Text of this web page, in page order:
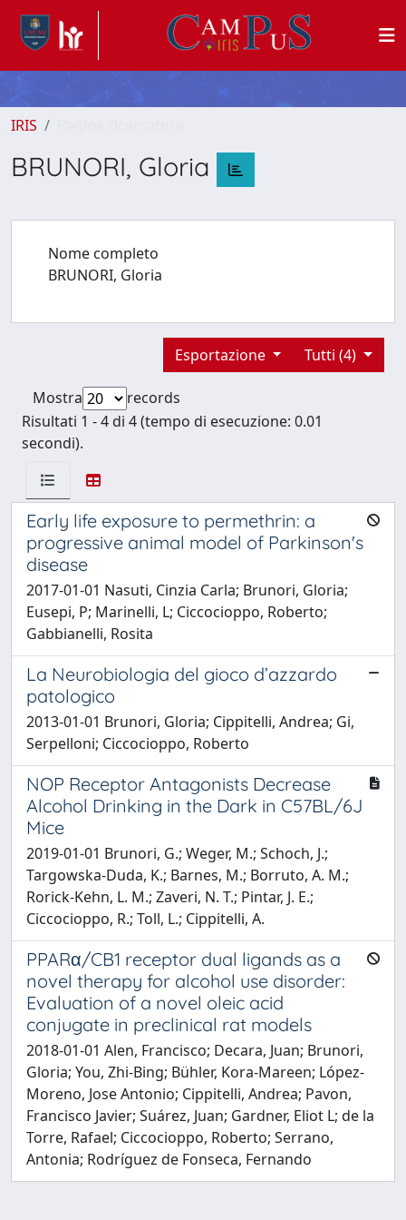
IRIS
BRUNORI, Gloria
Nome completo
BRUNORI, Gloria
Tutti (4)
Esportazione
Mostra
records
Risultati 1 - 4 di 4 (tempo di esecuzione: 0.01
secondi).
Early life exposure to permethrin: a
progressive animal model of Parkinson's
disease
2017-01-01 Nasuti, Cinzia Carla; Brunori, Gloria;
Eusepi, P; Marinelli, L; Ciccocioppo, Roberto;
Gabbianelli, Rosita
La Neurobiologia del gioco d’azzardo
patologico
2013-01-01 Brunori, Gloria; Cippitelli, Andrea; Gi,
Serpelloni; Ciccocioppo, Roberto
NOP Receptor Antagonists Decrease
Alcohol Drinking in the Dark in C57BL/6J
Mice
2019-01-01 Brunori, G.; Weger, M.; Schoch, J.;
Targowska-Duda, K.; Barnes, M.; Borruto, A. M.;
Rorick-Kehn, L. M.; Zaveri, N. T.; Pintar, J. E.;
Ciccocioppo, R.; Toll, L.; Cippitelli, A.
PPARα/CB1 receptor dual ligands as a
novel therapy for alcohol use disorder:
Evaluation of a novel oleic acid
conjugate in preclinical rat models
2018-01-01 Alen, Francisco; Decara, Juan; Brunori,
Gloria; You, Zhi-Bing; Bühler, Kora-Mareen; López-
Moreno, Jose Antonio; Cippitelli, Andrea; Pavon,
Francisco Javier; Suárez, Juan; Gardner, Eliot L; de la
Torre, Rafael; Ciccocioppo, Roberto; Serrano,
Antonia; Rodríguez de Fonseca, Fernando